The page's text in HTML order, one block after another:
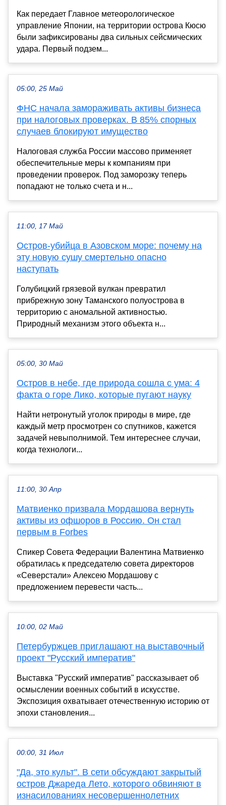
Как передает Главное метеорологическое
управление Японии, на территории острова Кюсю
были зафиксированы два сильных сейсмических
удара. Первый подзем...
05:00, 25 Май
ФНС начала замораживать активы бизнеса
при налоговых проверках. В 85% спорных
случаев блокируют имущество
Налоговая служба России массово применяет
обеспечительные меры к компаниям при
проведении проверок. Под заморозку теперь
попадают не только счета и н...
11:00, 17 Май
Остров-убийца в Азовском море: почему на
эту новую сушу смертельно опасно
наступать
Голубицкий грязевой вулкан превратил
прибрежную зону Таманского полуострова в
территорию с аномальной активностью.
Природный механизм этого объекта н...
05:00, 30 Май
Остров в небе, где природа сошла с ума: 4
факта о горе Лико, которые пугают науку
Найти нетронутый уголок природы в мире, где
каждый метр просмотрен со спутников, кажется
задачей невыполнимой. Тем интереснее случаи,
когда технологи...
11:00, 30 Апр
Матвиенко призвала Мордашова вернуть
активы из офшоров в Россию. Он стал
первым в Forbes
Спикер Совета Федерации Валентина Матвиенко
обратилась к председателю совета директоров
«Северстали» Алексею Мордашову с
предложением перевести часть...
10:00, 02 Май
Петербуржцев приглашают на выставочный
проект "Русский императив"
Выставка "Русский императив" рассказывает об
осмыслении военных событий в искусстве.
Экспозиция охватывает отечественную историю от
эпохи становления...
00:00, 31 Июл
"Да, это культ". В сети обсуждают закрытый
остров Джареда Лето, которого обвиняют в
изнасилованиях несовершеннолетних